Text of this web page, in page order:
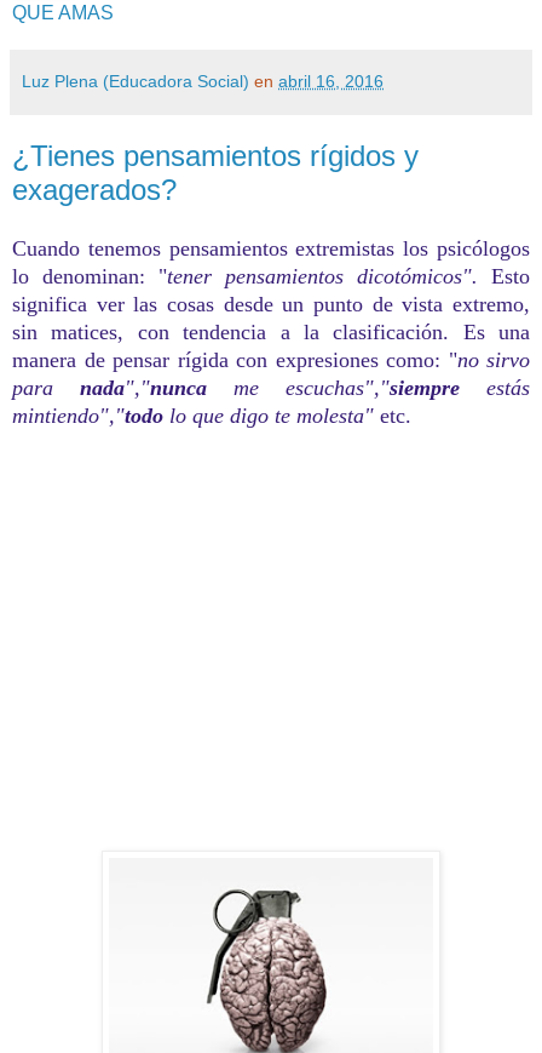
QUE AMAS
Luz Plena (Educadora Social) en abril 16, 2016
¿Tienes pensamientos rígidos y
exagerados?
Cuando tenemos pensamientos extremistas los psicólogos
lo denominan: "tener pensamientos dicotómicos". Esto
significa ver las cosas desde un punto de vista extremo,
sin matices, con tendencia a la clasificación. Es una
manera de pensar rígida con expresiones como: "no sirvo
para nada","nunca me escuchas","siempre estás
mintiendo","todo lo que digo te molesta" etc.